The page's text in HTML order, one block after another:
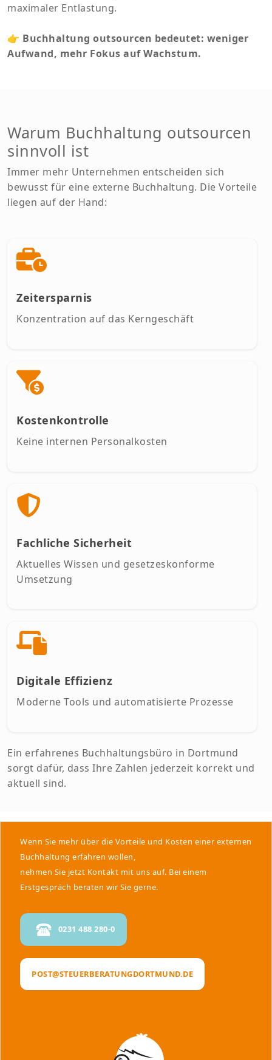
maximaler Entlastung.
👉 Buchhaltung outsourcen bedeutet: weniger
Aufwand, mehr Fokus auf Wachstum.
Warum Buchhaltung outsourcen
sinnvoll ist
Immer mehr Unternehmen entscheiden sich
bewusst für eine externe Buchhaltung. Die Vorteile
liegen auf der Hand:
Zeitersparnis
Konzentration auf das Kerngeschäft
Kostenkontrolle
Keine internen Personalkosten
Fachliche Sicherheit
Aktuelles Wissen und gesetzeskonforme
Umsetzung
Digitale Effizienz
Moderne Tools und automatisierte Prozesse
Ein erfahrenes Buchhaltungsbüro in Dortmund
sorgt dafür, dass Ihre Zahlen jederzeit korrekt und
aktuell sind.
Wenn Sie mehr über die Vorteile und Kosten einer externen
Buchhaltung erfahren wollen,
nehmen Sie jetzt Kontakt mit uns auf. Bei einem
Erstgespräch beraten wir Sie gerne.
0231 488 280-0
POST@STEUERBERATUNGDORTMUND.DE